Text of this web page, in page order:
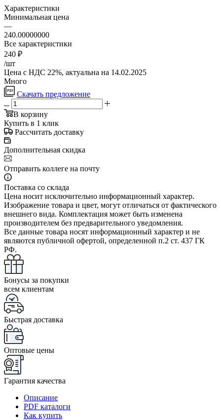
Характеристики
Минимальная цена
—
240.00000000
Все характеристики
240 ₽
/шт
Цена с НДС 22%, актуальна на 14.02.2025
Много
Скачать предложение
В корзину
Купить в 1 клик
Рассчитать доставку
Дополнительная скидка
Отправить коллеге на почту
Поставка со склада
Цена носит исключительно информационный характер.
Изображение товара и цвет, могут отличаться от фактического
внешнего вида. Комплектация может быть изменена
производителем без предварительного уведомления.
Все данные товара носят информационный характер и не
являются публичной офертой, определенной п.2 ст. 437 ГК
РФ.
Бонусы за покупки
всем клиентам
Быстрая доставка
Оптовые цены
Гарантия качества
Описание
PDF каталоги
Как купить